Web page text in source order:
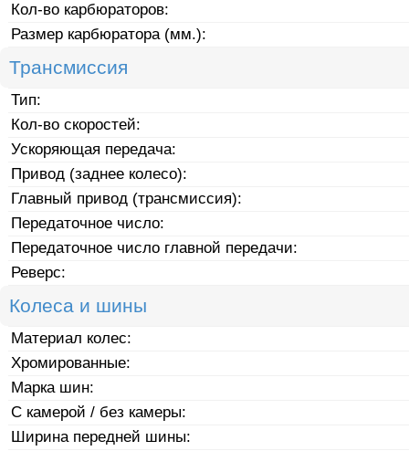
Кол-во карбюраторов:
Размер карбюратора (мм.):
Трансмиссия
Тип:
Кол-во скоростей:
Ускоряющая передача:
Привод (заднее колесо):
Главный привод (трансмиссия):
Передаточное число:
Передаточное число главной передачи:
Реверс:
Колеса и шины
Материал колес:
Хромированные:
Марка шин:
С камерой / без камеры:
Ширина передней шины: